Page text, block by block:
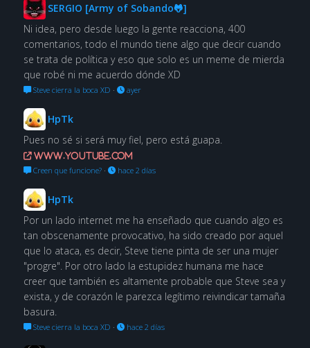
SERGIO [Army of Sobando🐸]
Ni idea, pero desde luego la gente reacciona, 400
comentarios, todo el mundo tiene algo que decir cuando
se trata de política y eso que solo es un meme de mierda
que robé ni me acuerdo dónde XD
Steve cierra la boca XD · ayer
HpTk
Pues no sé si será muy fiel, pero está guapa.
www.youtube.com
Creen que funcione?· hace 2 días
HpTk
Por un lado internet me ha enseñado que cuando algo es
tan obscenamente provocativo, ha sido creado por aquel
que lo ataca, es decir, Steve tiene pinta de ser una mujer
"progre". Por otro lado la estupidez humana me hace
creer que también es altamente probable que Steve sea y
exista, y de corazón le parezca legítimo reivindicar tamaña
basura.
Steve cierra la boca XD · hace 2 días